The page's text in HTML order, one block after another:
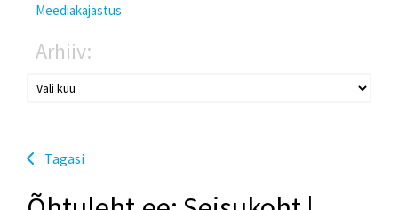
Meediakajastus
Arhiiv:
Tagasi